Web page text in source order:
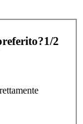
1/2